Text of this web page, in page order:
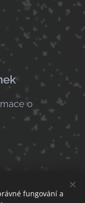
o
fungování a